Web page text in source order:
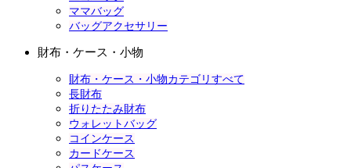
ママバッグ
バッグアクセサリー
財布・ケース・小物
財布・ケース・小物カテゴリすべて
長財布
折りたたみ財布
ウォレットバッグ
コインケース
カードケース